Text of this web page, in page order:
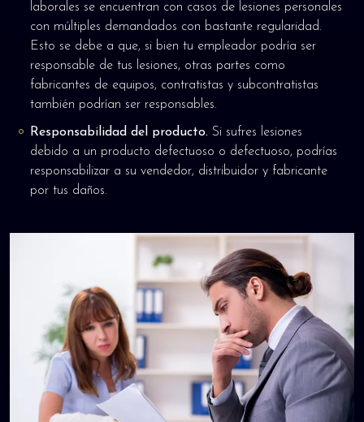
laborales se encuentran con casos de lesiones personales
con múltiples demandados con bastante regularidad.
Esto se debe a que, si bien tu empleador podría ser
responsable de tus lesiones, otras partes como
fabricantes de equipos, contratistas y subcontratistas
también podrían ser responsables.
Responsabilidad del producto. Si sufres lesiones
debido a un producto defectuoso o defectuoso, podrías
responsabilizar a su vendedor, distribuidor y fabricante
por tus daños.